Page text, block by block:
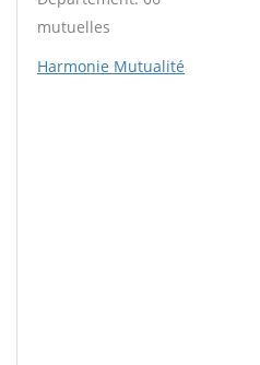
mutuelles
Harmonie Mutualité